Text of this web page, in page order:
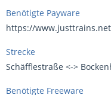
Benötigte Payware
https://
Strecke
Schäfflestraße <->
Benötigte Freeware